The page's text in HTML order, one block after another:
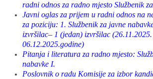
radni odnos za radno mjesto Službenik
Javni oglas za prijem u radni odnos na
za poziciju: 1. Službenik za javne
izvršilac– 1 (jedan) izvršilac
06.12.2025.godine)
Pitanja i literatura za radno mjesto:
nabavke I.
Poslovnik o radu Komisije za izbor